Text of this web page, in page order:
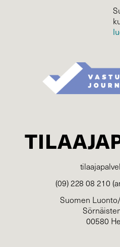
(09) 228 08 210
Suomen
00580